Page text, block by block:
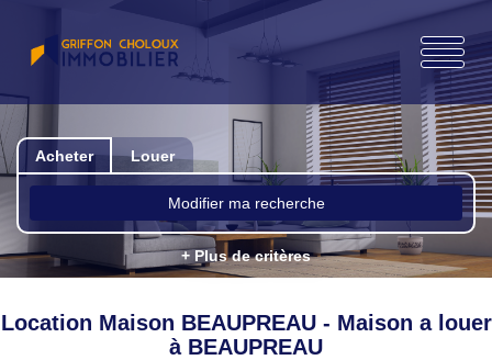
Acheter Louer
Modifier ma recherche
+ Plus de critères
Location Maison BEAUPREAU - Maison a louer
à BEAUPREAU